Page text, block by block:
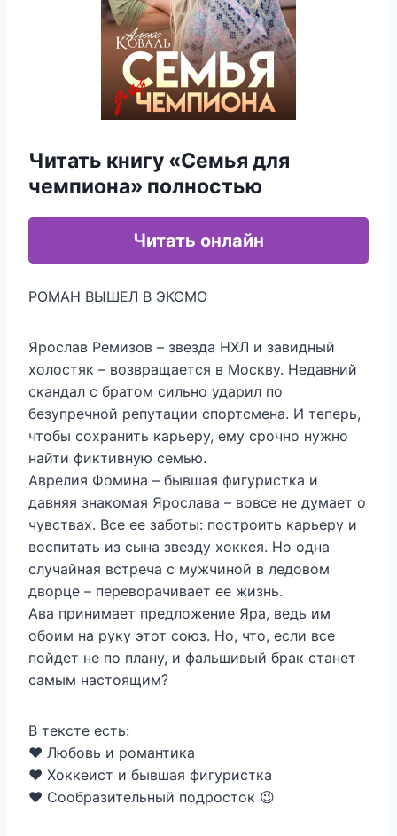
Читать книгу «Семья для
чемпиона» полностью
Читать онлайн
РОМАН ВЫШЕЛ В ЭКСМО
Ярослав Ремизов – звезда НХЛ и завидный
холостяк – возвращается в Москву. Недавний
скандал с братом сильно ударил по
безупречной репутации спортсмена. И теперь,
чтобы сохранить карьеру, ему срочно нужно
найти фиктивную семью.
Аврелия Фомина – бывшая фигуристка и
давняя знакомая Ярослава – вовсе не думает о
чувствах. Все ее заботы: построить карьеру и
воспитать из сына звезду хоккея. Но одна
случайная встреча с мужчиной в ледовом
дворце – переворачивает ее жизнь.
Ава принимает предложение Яра, ведь им
обоим на руку этот союз. Но, что, если все
пойдет не по плану, и фальшивый брак станет
самым настоящим?
В тексте есть:
❤️ Любовь и романтика
❤️ Хоккеист и бывшая фигуристка
❤️ Сообразительный подросток 😉